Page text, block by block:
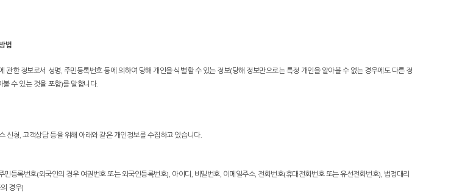
법
관한 정보로서 성명, 주민등록번호 등에 의하여 당해 개인을 식별할 수 있는 정보(당해 정보만으로는 특정 개인을 알아볼 수 없는 경우에도 다른 정
수 있는 것을 포함)를 말합니다.
신청, 고객상담 등을 위해 아래와 같은 개인정보를 수집하고 있습니다.
민등록번호(외국인의 경우 여권번호 또는 외국인등록번호), 아이디, 비밀번호, 이메일주소, 전화번호(휴대전화번호 또는 유선전화번호), 법정대리
경우)